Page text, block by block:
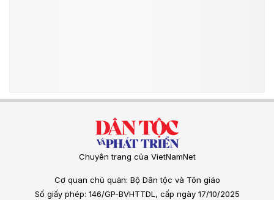
Chuyên trang của VietNamNet
Cơ quan chủ quản: Bộ Dân tộc và Tôn giáo
Số giấy phép: 146/GP-BVHTTDL, cấp ngày 17/10/2025